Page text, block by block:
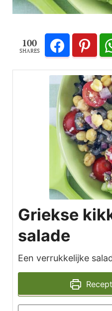
100
SHARES
Griekse
salade
Een verrukkelijke